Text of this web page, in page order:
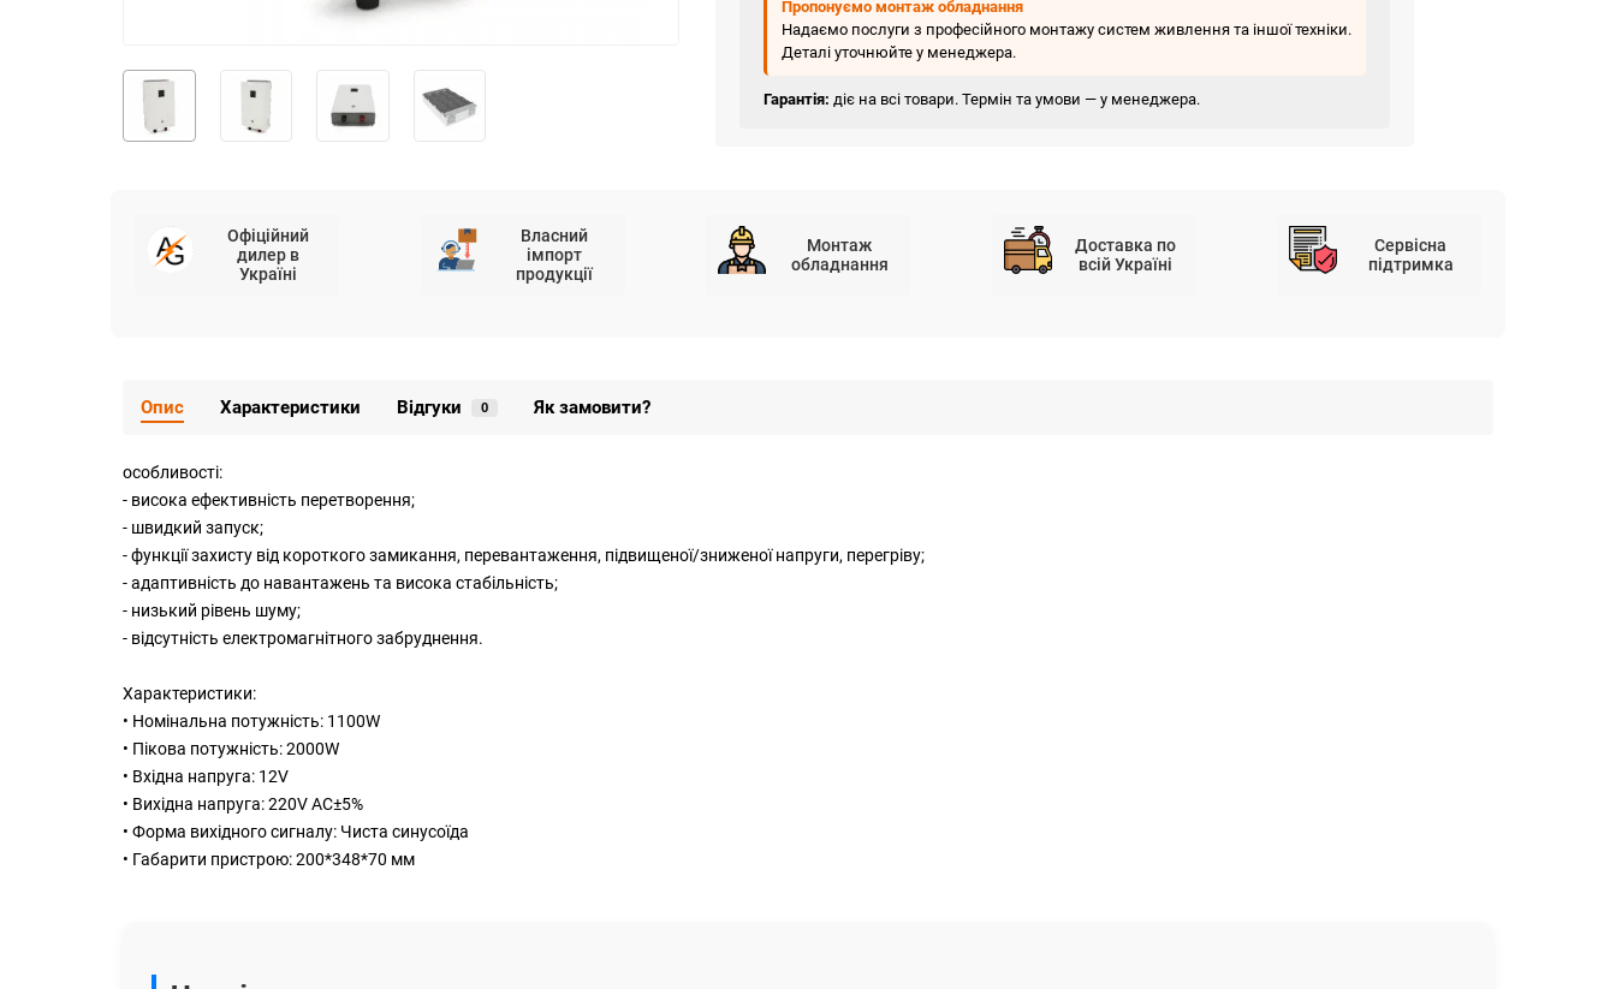
Пропонуємо монтаж обладнання
Надаємо послуги з професійного монтажу систем живлення та іншої техніки.
Деталі уточнюйте у менеджера.
Гарантія: діє на всі товари. Термін та умови — у менеджера.
Офіційний
дилер в
Україні
Власний
імпорт
продукції
Монтаж
обладнання
Доставка по
всій Україні
Сервісна
підтримка
Опис Характеристики Відгуки 0 Як замовити?
особливості:
- висока ефективність перетворення;
- швидкий запуск;
- функції захисту від короткого замикання, перевантаження, підвищеної/зниженої напруги, перегріву;
- адаптивність до навантажень та висока стабільність;
- низький рівень шуму;
- відсутність електромагнітного забруднення.
Характеристики:
• Номінальна потужність: 1100W
• Пікова потужність: 2000W
• Вхідна напруга: 12V
• Вихідна напруга: 220V AC±5%
• Форма вихідного сигналу: Чиста синусоїда
• Габарити пристрою: 200*348*70 мм